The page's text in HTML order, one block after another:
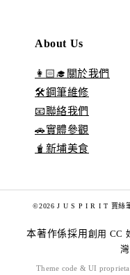
About Us
👩🏻‍🎓關於我們
🛠️鋼筆維修
📧聯絡我們
🚗實體參觀
🧋新埔美食
©2026 J U S P I R I T 賈絲
本著作係採用 創用 CC
Theme code & UI